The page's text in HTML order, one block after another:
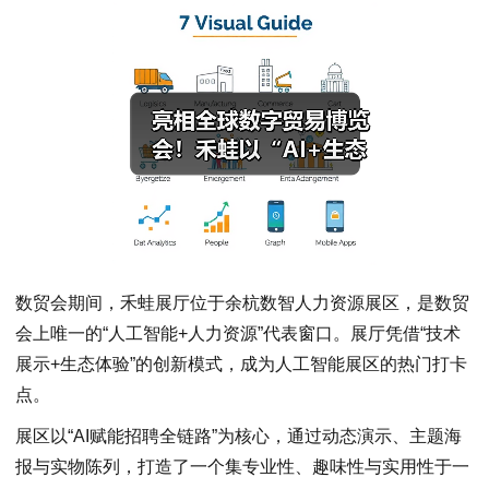
数贸会期间，禾蛙展厅位于余杭数智人力资源展区，是数贸
会上唯一的“人工智能+人力资源”代表窗口。展厅凭借“技术
展示+生态体验”的创新模式，成为人工智能展区的热门打卡
点。
展区以“AI赋能招聘全链路”为核心，通过动态演示、主题海
报与实物陈列，打造了一个集专业性、趣味性与实用性于一